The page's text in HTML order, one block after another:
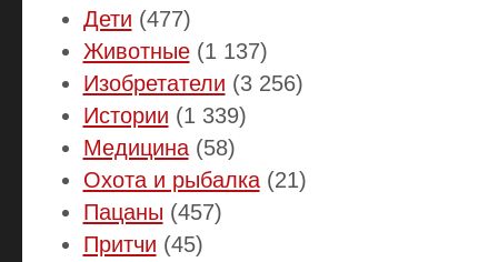
Дети (477)
Животные(1 137)
Изобретатели (3 256)
Истории (1 339)
Медицина(58)
Охота и рыбалка(21)
Пацаны (457)
Притчи (45)